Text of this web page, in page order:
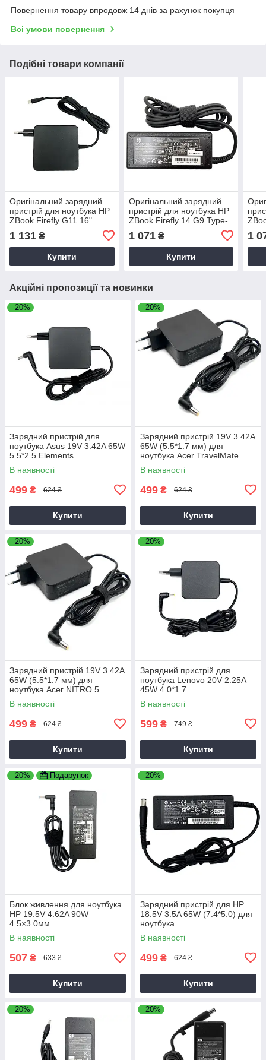
Повернення товару впродовж 14 днів за рахунок покупця
Всі умови повернення
Подібні товари компанії
Оригінальний зарядний
пристрій для ноутбука HP
ZBook Firefly G11 16"
1 131 ₴
Купити
Оригінальний зарядний
пристрій для ноутбука HP
ZBook Firefly 14 G9 Type-
1 071₴
Купити
1
Акційні пропозиції та новинки
–20%
Зарядний пристрій для
ноутбука Asus 19V 3.42A 65W
5.5*2.5 Elements
В наявності
499 ₴ 624 ₴
Купити
–20%
Зарядний пристрій 19V 3.42A
65W (5.5*1.7 мм) для
ноутбука Acer TravelMate
P2510-G2-M
В наявності
499 ₴ 624 ₴
Купити
–20%
Зарядний пристрій 19V 3.42A
65W (5.5*1.7 мм) для
ноутбука Acer NITRO 5
AN515-31 65
В наявності
499 ₴ 624 ₴
Купити
–20%
Зарядний пристрій для
ноутбука Lenovo 20V 2.25A
45W 4.0*1.7
В наявності
599 ₴ 749 ₴
Купити
–20% Подарунок
Блок живлення для ноутбука
HP 19.5V 4.62A 90W
4.5×3.0мм
В наявності
507 ₴ 633 ₴
Купити
–20%
Зарядний пристрій для HP
18.5V 3.5A 65W (7.4*5.0) для
ноутбука
В наявності
499 ₴ 624 ₴
Купити
–20% –20%